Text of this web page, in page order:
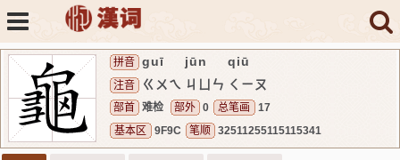
拼音 guī jūn qiū
注音 ㄍㄨㄟ ㄐㄩㄣ ㄑㄧㄡ
部首 难检 部外 0 总笔画
17
基本区
9F9C 笔顺 32511255115115341